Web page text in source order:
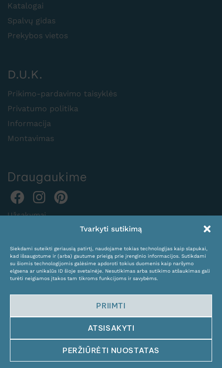
Tvarkyti sutikimą
Siekdami suteikti geriausią patirtį, naudojame tokias technologijas kaip slapukai,
kad išsaugotume ir (arba) gautume prieigą prie įrenginio informacijos. Sutikdami
su šiomis technologijomis galėsime apdoroti tokius duomenis kaip naršymo
elgsena ar unikalūs ID šioje svetainėje. Nesutikimas arba sutikimo atšaukimas gali
turėti neigiamos įtakos tam tikroms funkcijoms ir savybėms.
PRIIMTI
ATSISAKYTI
PERŽIŪRĖTI NUOSTATAS
Katalogai
Spalvų gidas
Prekybos vietos
D.U.K.
Prikimo-pardavimo taisyklės
Privatumo politika
Informacija
Montavimas
Draugaukime
Užsakymai
expocentras@kame.lt
Tel. +370 611 31131
© Copyright 2024 KAMĖ. All rights reserved.